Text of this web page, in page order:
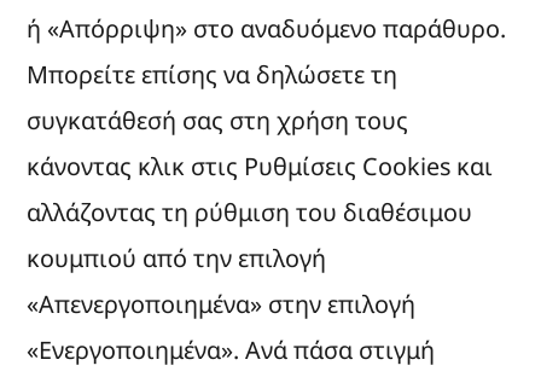
ή «Απόρριψη» στο αναδυόμενο παράθυρο.
Μπορείτε επίσης να δηλώσετε τη
συγκατάθεσή σας στη χρήση τους
κάνοντας κλικ στις Ρυθμίσεις Cookies και
αλλάζοντας τη ρύθμιση του διαθέσιμου
κουμπιού από την επιλογή
«Απενεργοποιημένα» στην επιλογή
«Ενεργοποιημένα». Ανά πάσα στιγμή